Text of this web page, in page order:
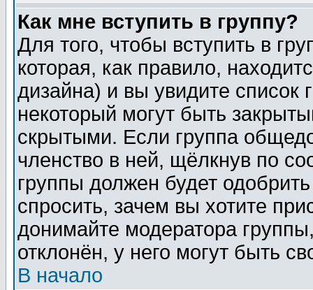
Как мне вступить в группу?
Для того, чтобы вступить в
которая, как правило,
дизайна) и вы увидите список
некоторый могут быть
скрытыми. Если группа
членство в ней, щёлкнув по
группы должен будет
спросить, зачем вы хотите
донимайте модератора
отклонён, у него могут быть
В начало